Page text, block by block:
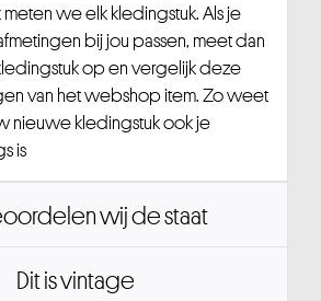
we elk kledingstuk. Als je
bij jou passen, meet dan
op en vergelijk deze
van het webshop item. Zo weet
nieuwe kledingstuk ook je
is
wij de staat
Dit is vintage